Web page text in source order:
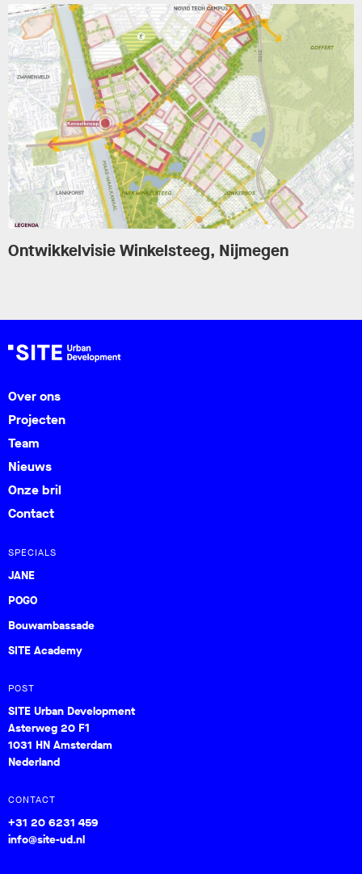
Ontwikkelvisie Winkelsteeg, Nijmegen
Over ons
Projecten
Team
Nieuws
Onze bril
Contact
SPECIALS
JANE
POGO
Bouwambassade
SITE Academy
POST
SITE Urban Development
Asterweg 20 F1
1031 HN Amsterdam
Nederland
CONTACT
+31 20 6231 459
info@site-ud.nl